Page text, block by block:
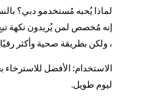
لماذا يُحبه مُستخدمو دبي؟
إنه مُخصص لمن يُريدون نكهة
، ولكن بطريقة صحية وأكثر
ليوم طويل.